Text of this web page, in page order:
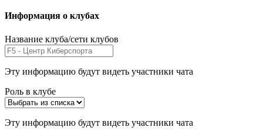
Информация о клубах
Название клуба/сети клубов
Эту информацию будут видеть участники чата
Роль в клубе
Эту информацию будут видеть участники чата